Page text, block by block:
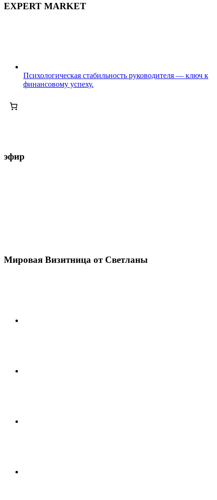
EXPERT MARKET
Психологическая стабильность руководителя — ключ к
финансовому успеху.
эфир
Мировая Визитница от Светланы